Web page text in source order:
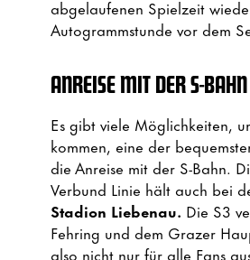
abgelaufenen Spielzeit
Autogrammstunde vor dem
ANREISE MIT DER S-BAHN
Es gibt viele Möglichkeiten,
kommen, eine der
die Anreise mit der S-Bahn.
Verbund Linie hält auch bei
Stadion Liebenau. Die S3
Fehring und dem Grazer
also nicht nur für alle Fans